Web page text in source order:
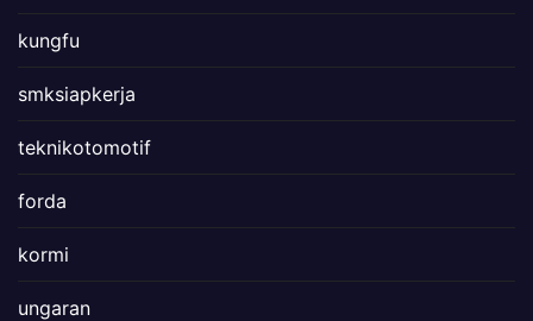
kungfu
smksiapkerja
teknikotomotif
forda
kormi
ungaran